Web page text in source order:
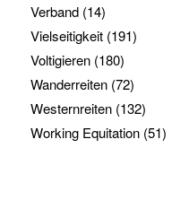
Verband(14)
Vielseitigkeit(191)
Voltigieren(180)
Wanderreiten(72)
Westernreiten(132)
Working Equitation(51)